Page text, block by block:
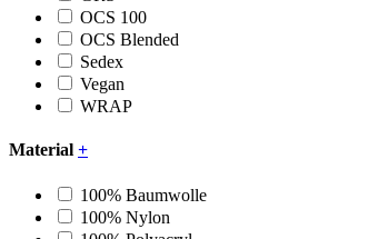
OCS 100
OCS Blended
Sedex
Vegan
WRAP
Material +
100% Baumwolle
100% Nylon